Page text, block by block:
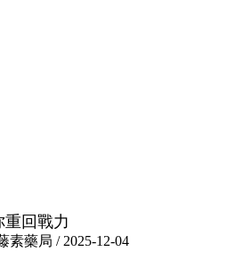
回戰力
藥局 / 2025-12-04